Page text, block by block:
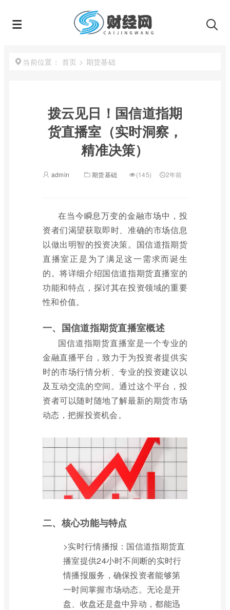
当前位置： 首页 > 期货基础
拨云见日！国信道指期
货直播室（实时洞察，
精准决策）
admin 期货基础 (145) 2年前
在当今瞬息万变的金融市场中，投
资者们渴望获取即时、准确的市场信息
以做出明智的投资决策。国信道指期货
直播室正是为了满足这一需求而诞生
的。将详细介绍国信道指期货直播室的
功能和特点，探讨其在投资领域的重要
性和价值。
一、国信道指期货直播室概述
国信道指期货直播室是一个专业的
金融直播平台，致力于为投资者提供实
时的市场行情分析、专业的投资建议以
及互动交流的空间。通过这个平台，投
资者可以随时随地了解最新的期货市场
动态，把握投资机会。
二、核心功能与特点
>实时行情播报：国信道指期货直
播室提供24小时不间断的实时行
情播报服务，确保投资者能够第
一时间掌握市场动态。无论是开
盘、收盘还是盘中异动，都能迅